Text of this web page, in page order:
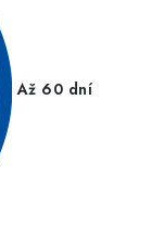
Až 60 dní